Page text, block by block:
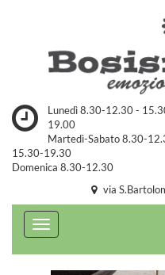
Lunedì 8.30-12.30 -
19.00
Martedì-Sabato 8.30-
15.30-19.30
Domenica 8.30-12.30
via